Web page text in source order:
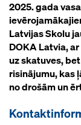
2025. gada
Latvijas Skolu
DOKA Latvia,
uz skatuves,
risinājumu, kas
no drošām un